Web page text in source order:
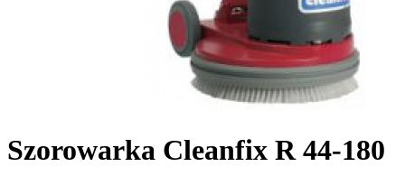
Szorowarka Cleanfix R 44-180